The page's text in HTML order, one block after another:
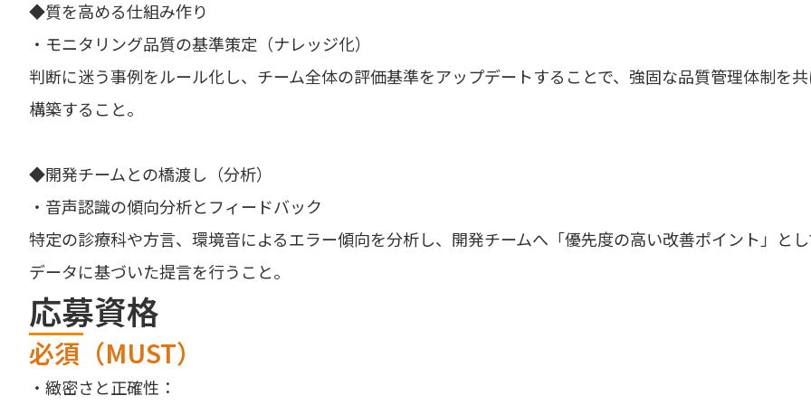
◆質を高める仕組み作り
・モニタリング品質の基準策定（ナレッジ化）
判断に迷う事例をルール化し、チーム全体の評価基準をアップデートすることで、強固な品質管理体制を
構築すること。
◆開発チームとの橋渡し（分析）
・音声認識の傾向分析とフィードバック
特定の診療科や方言、環境音によるエラー傾向を分析し、開発チームへ「優先度の高い改善ポイント」と
データに基づいた提言を行うこと。
応募資格
必須（MUST）
・緻密さと正確性：